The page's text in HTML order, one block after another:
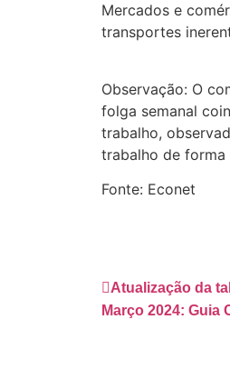
Mercados e
transportes
Observação: O
folga semanal
trabalho,
trabalho de forma
Fonte: Econet
Atualização da
Março 2024: Guia